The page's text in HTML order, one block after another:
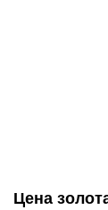
Цена